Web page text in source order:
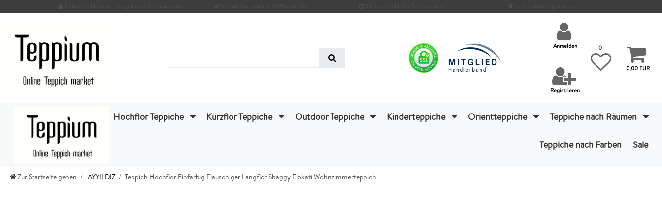
Sichere Zahlung per Paypal oder Überweisung Schnell Versand mit DPD und GLS 30 Tage Geld-Zurück-Garantie Email: info@teppium.de
Anmelden
Registrieren
0
0,00 EUR
Hochflor Teppiche Kurzflor Teppiche Outdoor Teppiche Kinderteppiche Orientteppiche Teppiche nach Räumen
Teppiche nach Farben Sale
Zur Startseite gehen AYYILDIZ Teppich Hochflor Einfarbig Flauschiger Langflor Shaggy Flokati Wohnzimmerteppich